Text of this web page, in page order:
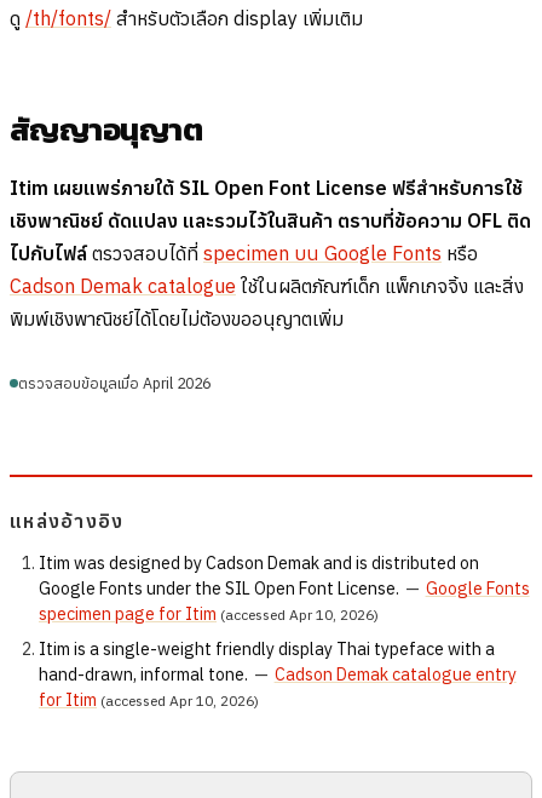
ดู /th/fonts/ สำหรับตัวเลือก display เพิ่มเติม
สัญญาอนุญาต
Itim เผยแพร่ภายใต้ SIL Open Font License ฟรีสำหรับการใช้
เชิงพาณิชย์ ดัดแปลง และรวมไว้ในสินค้า ตราบที่ข้อความ OFL ติด
ไปกับไฟล์ตรวจสอบได้ที่ specimen บน Google Fonts หรือ
Cadson Demak catalogue ใช้ในผลิตภัณฑ์เด็ก แพ็กเกจจิ้ง และสิ่ง
พิมพ์เชิงพาณิชย์ได้โดยไม่ต้องขออนุญาตเพิ่ม
ตรวจสอบข้อมูลเมื่อ April 2026
แหล่งอ้างอิง
Itim was designed by Cadson Demak and is distributed on
Google Fonts under the SIL Open Font License. — Google Fonts
specimen page for Itim (accessed Apr 10, 2026)
Itim is a single-weight friendly display Thai typeface with a
hand-drawn, informal tone. — Cadson Demak catalogue entry
for Itim (accessed Apr 10, 2026)